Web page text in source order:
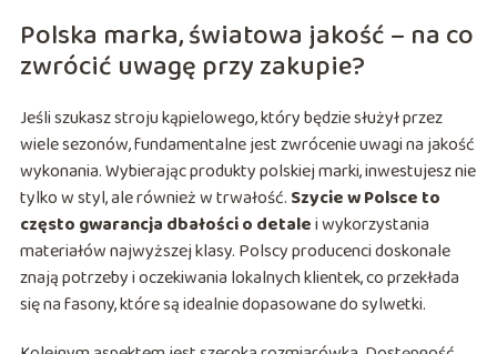
Polska marka, światowa jakość – na co
zwrócić uwagę przy zakupie?
Jeśli szukasz stroju kąpielowego, który będzie służył przez
wiele sezonów, fundamentalne jest zwrócenie uwagi na jakość
wykonania. Wybierając produkty polskiej marki, inwestujesz nie
tylko w styl, ale również w trwałość. Szycie w Polsce to
często gwarancja dbałości o detalei wykorzystania
materiałów najwyższej klasy. Polscy producenci doskonale
znają potrzeby i oczekiwania lokalnych klientek, co przekłada
się na fasony, które są idealnie dopasowane do sylwetki.